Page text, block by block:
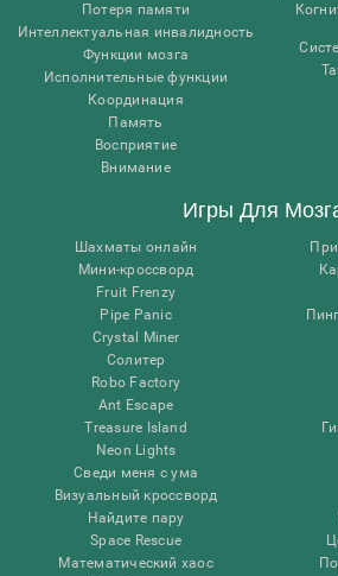
Потеря памяти
Интеллектуальная инвалидность
Функции мозга
Исполнительные функции
Координация
Память
Восприятие
Внимание
Игры Для
Шахматы онлайн
Мини-кроссворд
Fruit Frenzy
Pipe Panic
Crystal Miner
Солитер
Robo Factory
Ant Escape
Treasure Island
Neon Lights
Сведи меня с ума
Визуальный кроссворд
Найдите пару
Space Rescue
Математический хаос